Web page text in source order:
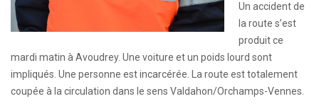
Un accident de
la route s’est
produit ce
mardi matin à Avoudrey. Une voiture et un poids lourd sont
impliqués. Une personne est incarcérée. La route est totalement
coupée à la circulation dans le sens Valdahon/Orchamps-Vennes.